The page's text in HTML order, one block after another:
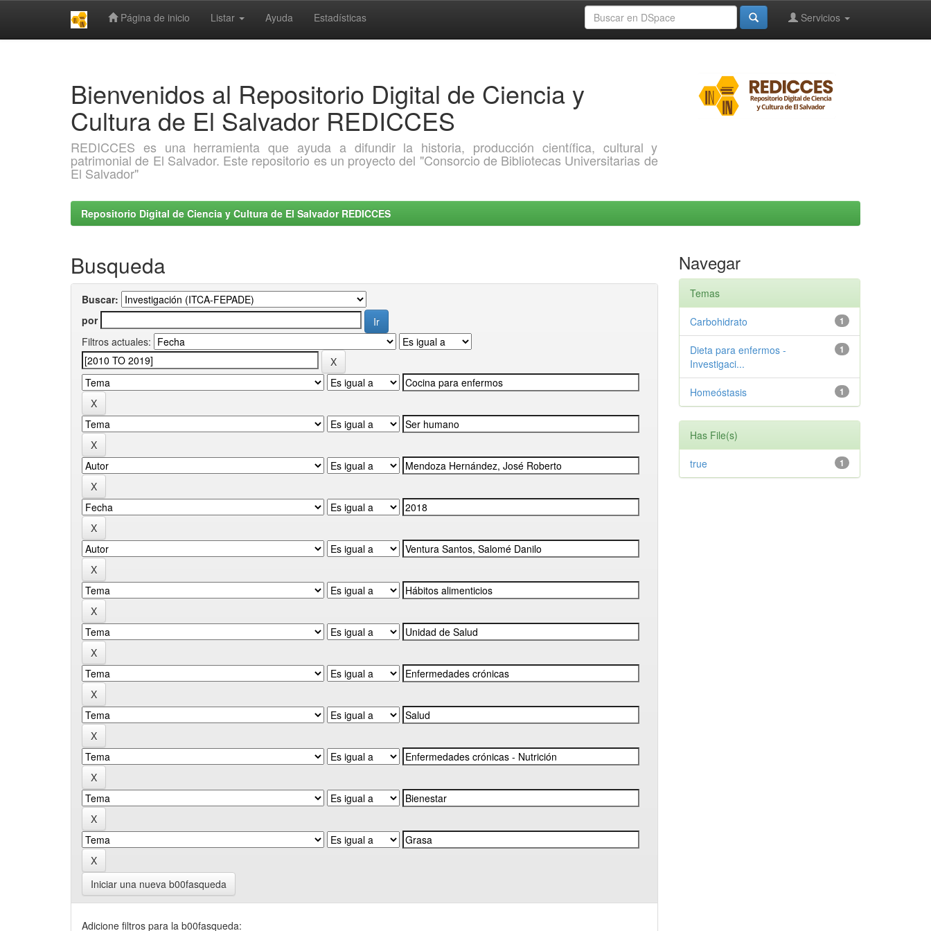
Página de inicio Listar Ayuda Estadísticas Servicios
Bienvenidos al Repositorio Digital de Ciencia y
Cultura de El Salvador REDICCES
REDICCES es una herramienta que ayuda a difundir la historia, producción científica, cultural y
patrimonial de El Salvador. Este repositorio es un proyecto del "Consorcio de Bibliotecas Universitarias de
El Salvador"
Repositorio Digital de Ciencia y Cultura de El Salvador REDICCES
Busqueda
Buscar:
por
Filtros actuales:
Iniciar una nueva b00fasqueda
Adicione filtros para la b00fasqueda:
Navegar
Temas
1
Carbohidrato
1
Dieta para enfermos -
Investigaci...
1
Homeóstasis
Has File(s)
1
true